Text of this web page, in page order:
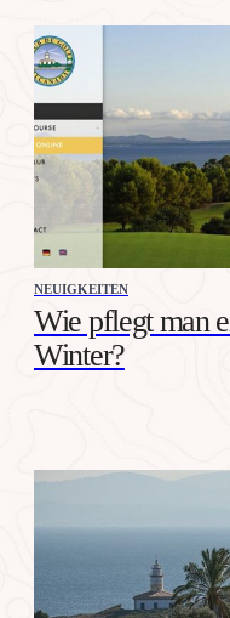
NEUIGKEITEN
Wie pflegt man
Winter?